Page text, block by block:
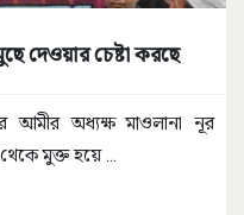
দেওয়ার চেষ্টা করছে
আমীর অধ্যক্ষ মাওলানা নূর
মুক্ত হয়ে ...